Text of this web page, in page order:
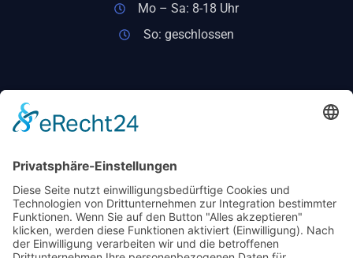
Mo – Sa: 8-18 Uhr
So: geschlossen